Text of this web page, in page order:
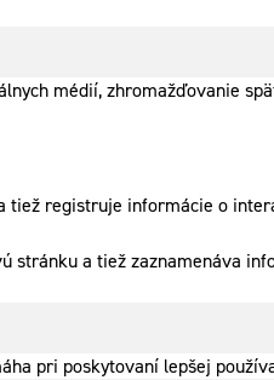
médií, zhromažďovanie
tiež registruje informácie o
stránku a tiež zaznamenáva
pri poskytovaní lepšej